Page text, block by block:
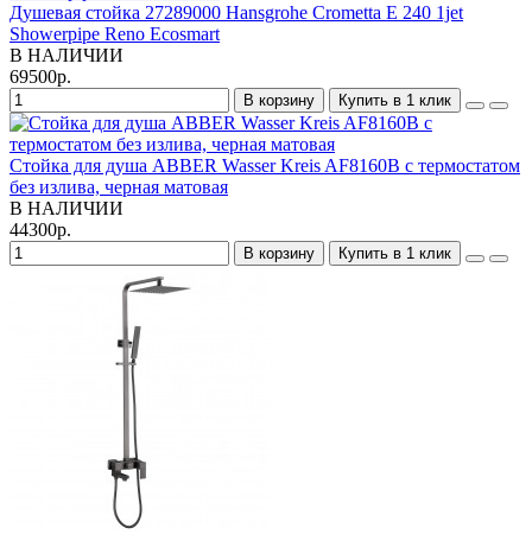
Душевая стойка 27289000 Hansgrohe Crometta Е 240 1jet
Showerpipe Reno Ecosmart
В НАЛИЧИИ
69500р.
В корзину Купить в 1 клик
Стойка для душа ABBER Wasser Kreis AF8160B с термостатом
без излива, черная матовая
В НАЛИЧИИ
44300р.
В корзину Купить в 1 клик